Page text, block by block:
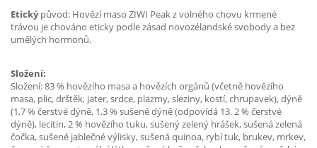
Etickýpůvod: Hovězí maso ZIWI Peak z volného chovu krmené
trávou je chováno eticky podle zásad novozélandské svobody a bez
umělých hormonů.
Složení:
Složení: 83 % hovězího masa a hovězích orgánů (včetně hovězího
masa, plic, drštěk, jater, srdce, plazmy, sleziny, kostí, chrupavek), dýně
(1,7 % čerstvé dýně, 1,3 % sušené dýně (odpovídá 13. 2 % čerstvé
dýně), lecitin, 2 % hovězího tuku, sušený zelený hrášek, sušená zelená
čočka, sušené jablečné výlisky, sušená quinoa, rybí tuk, brukev, mrkev,